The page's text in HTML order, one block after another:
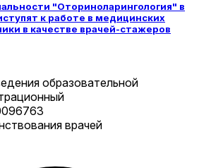
"Оториноларингология" в
к работе в медицинских
в качестве врачей-стажеров
образовательной
врачей